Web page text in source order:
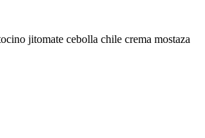
jitomate cebolla chile crema mostaza